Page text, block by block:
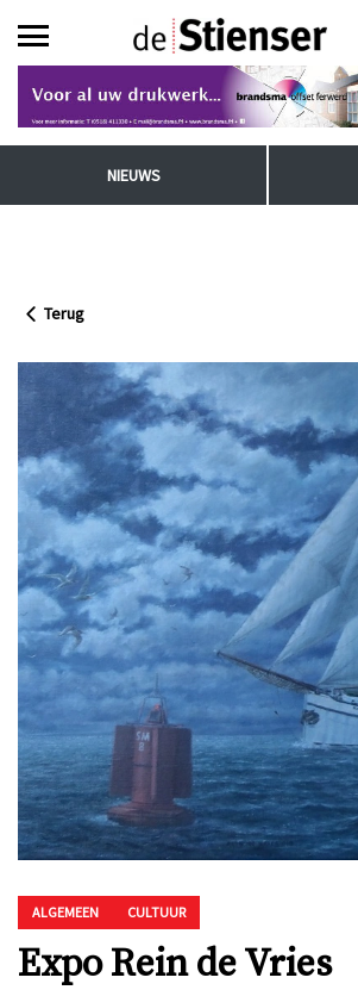
NIEUWS
Terug
ALGEMEEN CULTUUR
Expo Rein de Vries